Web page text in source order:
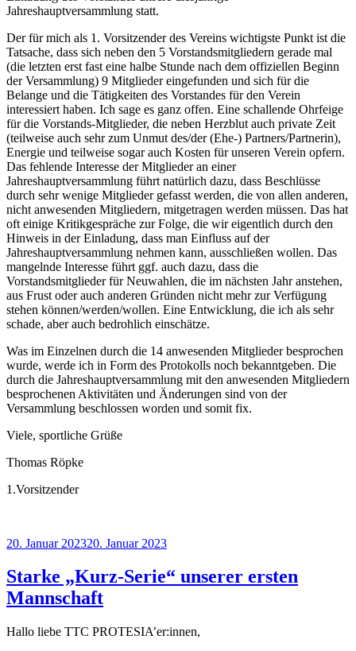
Jahreshauptversammlung statt.
Der für mich als 1. Vorsitzender des Vereins wichtigste Punkt ist die
Tatsache, dass sich neben den 5 Vorstandsmitgliedern gerade mal
(die letzten erst fast eine halbe Stunde nach dem offiziellen Beginn
der Versammlung) 9 Mitglieder eingefunden und sich für die
Belange und die Tätigkeiten des Vorstandes für den Verein
interessiert haben. Ich sage es ganz offen. Eine schallende Ohrfeige
für die Vorstands-Mitglieder, die neben Herzblut auch private Zeit
(teilweise auch sehr zum Unmut des/der (Ehe-) Partners/Partnerin),
Energie und teilweise sogar auch Kosten für unseren Verein opfern.
Das fehlende Interesse der Mitglieder an einer
Jahreshauptversammlung führt natürlich dazu, dass Beschlüsse
durch sehr wenige Mitglieder gefasst werden, die von allen anderen,
nicht anwesenden Mitgliedern, mitgetragen werden müssen. Das hat
oft einige Kritikgespräche zur Folge, die wir eigentlich durch den
Hinweis in der Einladung, dass man Einfluss auf der
Jahreshauptversammlung nehmen kann, ausschließen wollen. Das
mangelnde Interesse führt ggf. auch dazu, dass die
Vorstandsmitglieder für Neuwahlen, die im nächsten Jahr anstehen,
aus Frust oder auch anderen Gründen nicht mehr zur Verfügung
stehen können/werden/wollen. Eine Entwicklung, die ich als sehr
schade, aber auch bedrohlich einschätze.
Was im Einzelnen durch die 14 anwesenden Mitglieder besprochen
wurde, werde ich in Form des Protokolls noch bekanntgeben. Die
durch die Jahreshauptversammlung mit den anwesenden Mitgliedern
besprochenen Aktivitäten und Änderungen sind von der
Versammlung beschlossen worden und somit fix.
Viele, sportliche Grüße
Thomas Röpke
1.Vorsitzender
Veröffentlicht
20. Januar 202320. Januar 2023
Starke „Kurz-Serie“ unserer ersten
Mannschaft
Hallo liebe TTC PROTESIA’er:innen,